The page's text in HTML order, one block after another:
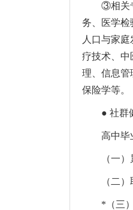
③相关
务、医学检
人口与家
疗技术、中
理、信息管
保险学等。
● 社群
高中毕
（一
（二
*（三